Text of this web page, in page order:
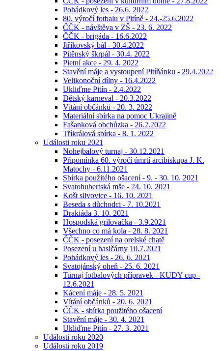
Pohádkový les - 26.6. 2022
80. výročí fotbalu v Pitíně - 24.-25.6.2022
ČČK - návštěva v ZŠ - 23. 6. 2022
ČČK - brigáda - 16.6.2022
Jiříkovský bál - 30.4.2022
Pitěnský škrpál - 30.4. 2022
Pietní akce - 29. 4. 2022
Stavění máje a vystoupení Pitíňánku - 29.4.2022
Velikonoční dílny - 16.4.2022
Ukliďme Pitín - 2.4.2022
Dětský karneval - 20.3.2022
Vítání občánků - 20. 3. 2022
Materiální sbírka na pomoc Ukrajině
Fašanková obchůzka - 26.2.2022
Tříkrálová sbírka - 8. 1. 2022
Události roku 2021
Nohejbalový turnaj - 30.12.2021
Připomínka 60. výročí úmrtí arcibiskupa J. K.
Matochy - 6.11.2021
Sbírka použitého ošacení - 9. - 30. 10. 2021
Svatohubertská mše - 24. 10. 2021
Košt slivovice - 16. 10. 2021
Beseda s důchodci - 7. 10.2021
Drakiáda 3. 10. 2021
Hospodská grilovačka - 3.9.2021
Všechno co má kola - 28. 8. 2021
ČČK - posezení na orelské chatě
Posezení u hasičárny 10.7.2021
Pohádkový les - 26. 6. 2021
Svatojánský oheň - 25. 6. 2021
Turnaj fotbalových přípravek - KUDY cup -
12.6.2021
Kácení máje - 28. 5. 2021
Vítání občánků - 20. 6. 2021
ČČK - sbírka použitého ošacení
Stavění máje - 30. 4. 2021
Ukliďme Pitín - 27. 3. 2021
Události roku 2020
Události roku 2019